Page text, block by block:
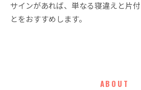
サインがあれば、単なる寝違えと片
とをおすすめします。
ABOUT